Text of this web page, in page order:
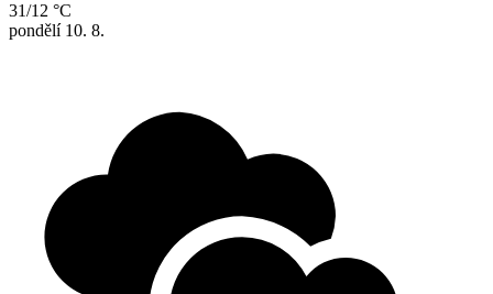
31/12 °C
pondělí 10. 8.